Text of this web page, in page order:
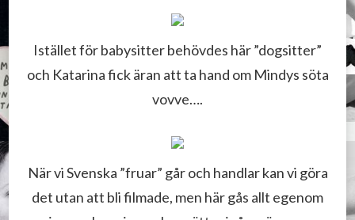
Istället för babysitter behövdes här ”dogsitter”
och Katarina fick äran att ta hand om Mindys söta
vovve….
När vi Svenska ”fruar” går och handlar kan vi göra
det utan att bli filmade, men här gås allt egenom